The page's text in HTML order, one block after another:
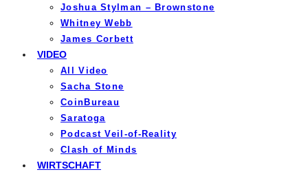
Joshua Stylman – Brownstone
Whitney Webb
James Corbett
VIDEO
All Video
Sacha Stone
CoinBureau
Saratoga
Podcast Veil-of-Reality
Clash of Minds
WIRTSCHAFT